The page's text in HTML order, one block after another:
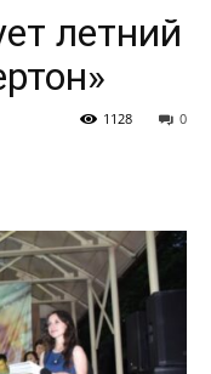
летний
0
1128